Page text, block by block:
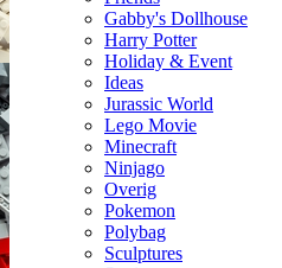
Gabby's Dollhouse
Harry Potter
Holiday & Event
Ideas
Jurassic World
Lego Movie
Minecraft
Ninjago
Overig
Pokemon
Polybag
Sculptures